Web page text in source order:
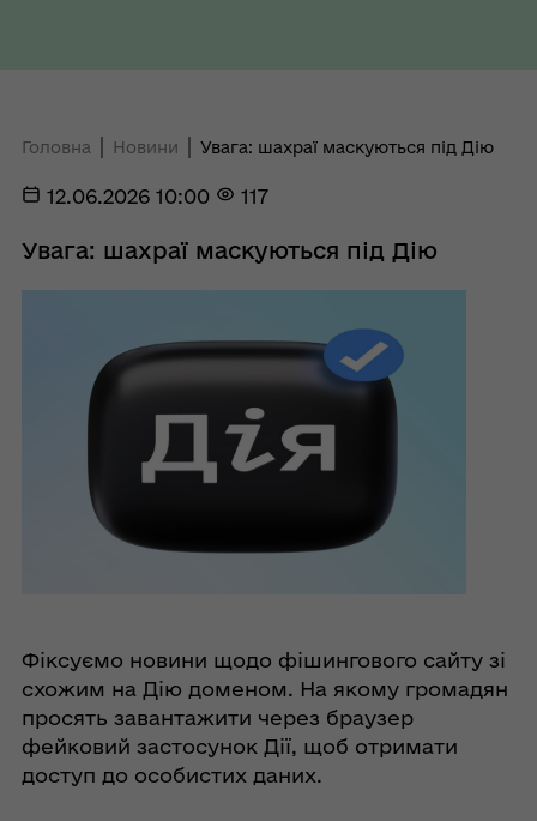
Головна Новини Увага: шахраї маскуються під Дію
12.06.2026 10:00 117
Увага: шахраї маскуються під Дію
Фіксуємо новини щодо фішингового сайту зі
схожим на Дію доменом. На якому громадян
просять завантажити через браузер
фейковий застосунок Дії, щоб отримати
доступ до особистих даних.